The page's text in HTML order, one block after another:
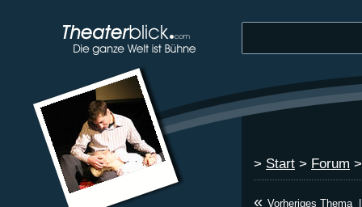
> Start > Forum
« Vorheriges Thema